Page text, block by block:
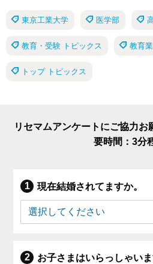
東京工業大学 医学部
教育・受験 トピックス 教育
トップ トピックス
リセマムアンケートにご協力
要時間：3分
現在結婚されてますか。
お子さまはいらっしゃいま